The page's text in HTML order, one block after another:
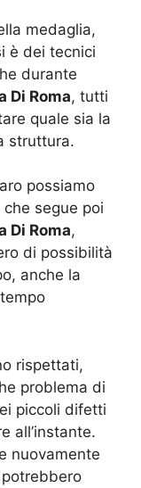
medaglia,
è dei tecnici
durante
Di Roma, tutti
quale sia la
struttura.
possiamo
segue poi
Di Roma,
di possibilità
anche la
rispettati,
problema di
piccoli difetti
all’instante.
nuovamente